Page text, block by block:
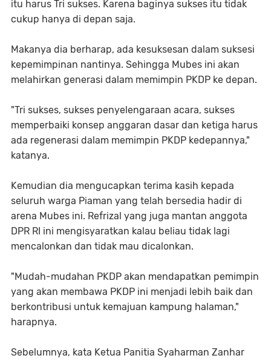
itu harus Tri sukses. Karena baginya sukses itu tidak
cukup hanya di depan saja.
Makanya dia berharap, ada kesuksesan dalam suksesi
kepemimpinan nantinya. Sehingga Mubes ini akan
melahirkan generasi dalam memimpin PKDP ke depan.
"Tri sukses, sukses penyelengaraan acara, sukses
memperbaiki konsep anggaran dasar dan ketiga harus
ada regenerasi dalam memimpin PKDP kedepannya,"
katanya.
Kemudian dia mengucapkan terima kasih kepada
seluruh warga Piaman yang telah bersedia hadir di
arena Mubes ini. Refrizal yang juga mantan anggota
DPR RI ini mengisyaratkan kalau beliau tidak lagi
mencalonkan dan tidak mau dicalonkan.
"Mudah-mudahan PKDP akan mendapatkan pemimpin
yang akan membawa PKDP ini menjadi lebih baik dan
berkontribusi untuk kemajuan kampung halaman,"
harapnya.
Sebelumnya, kata Ketua Panitia Syaharman Zanhar